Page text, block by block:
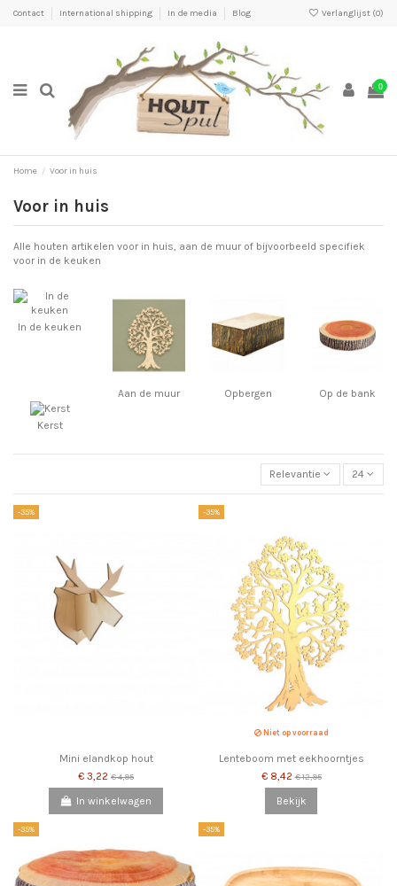
Contact International shipping In de media Blog Verlanglijst (0)
0
Home Voor in huis
Voor in huis
Alle houten artikelen voor in huis, aan de muur of bijvoorbeeld specifiek
voor in de keuken
In de keuken
Aan de muur Opbergen Op de bank
Kerst
Relevantie 24
-35%
Mini elandkop hout
€ 3,22 € 4,95
In winkelwagen
-35%
Niet op voorraad
Lenteboom met eekhoorntjes
€ 8,42€ 12,95
Bekijk
-35% -35%